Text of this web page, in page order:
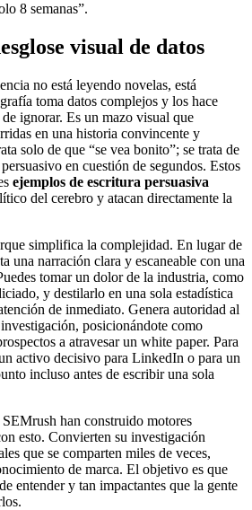
8 semanas”.
visual de datos
no está leyendo novelas, está
toma datos complejos y los hace
ignorar. Es un mazo visual que
en una historia convincente y
solo de que “se vea bonito”; se trata de
en cuestión de segundos. Estos
ejemplos de escritura persuasiva
del cerebro y atacan directamente la
simplifica la complejidad. En lugar de
una narración clara y escaneable con una
tomar un dolor de la industria, como
y destilarlo en una sola estadística
de inmediato. Genera autoridad al
posicionándote como
a atravesar un white paper. Para
activo decisivo para LinkedIn o para un
incluso antes de escribir una sola
han construido motores
esto. Convierten su investigación
que se comparten miles de veces,
de marca. El objetivo es que
entender y tan impactantes que la gente